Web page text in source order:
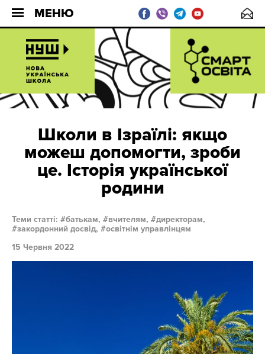
МЕНЮ
Школи в Ізраїлі: якщо
можеш допомогти, зроби
це. Історія української
родини
Теми статті: батькам, вчителям,
директорам,
закордонний досвід,
освітнім управлінцям
15 Червня 2022